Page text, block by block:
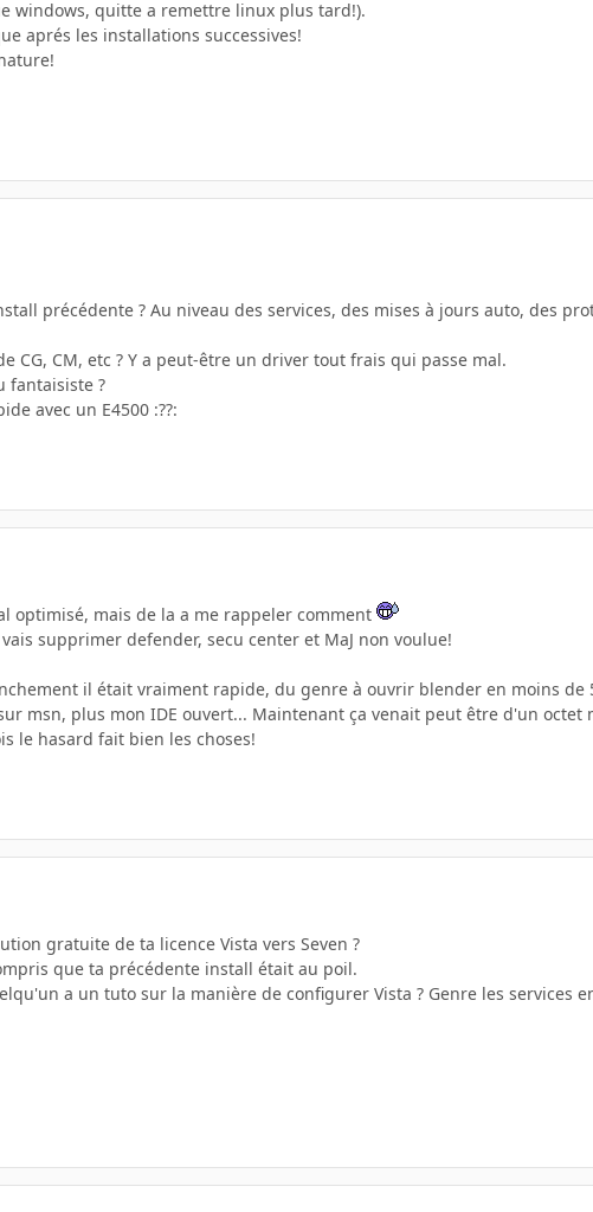
windows, quitte a remettre linux plus tard!).
aprés les installations successives!
précédente ? Au niveau des services, des mises à jours auto, des
CG, CM, etc ? Y a peut-être un driver tout frais qui passe mal.
fantaisiste ?
avec un E4500 :??:
optimisé, mais de la a me rappeler comment
supprimer defender, secu center et MaJ non voulue!
il était vraiment rapide, du genre à ouvrir blender en moins de
msn, plus mon IDE ouvert... Maintenant ça venait peut être d'un octet
le hasard fait bien les choses!
gratuite de ta licence Vista vers Seven ?
que ta précédente install était au poil.
a un tuto sur la manière de configurer Vista ? Genre les services